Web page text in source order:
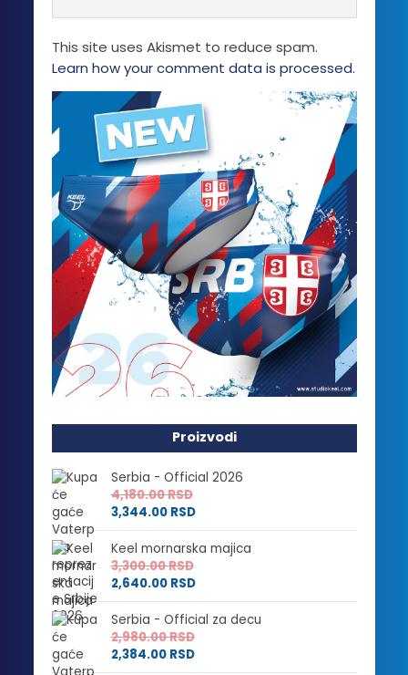
This site uses Akismet to reduce spam.
Learn how your comment data is processed.
Proizvodi
Serbia - Official 2026
4,180.00RSD
3,344.00 RSD
Keel mornarska majica
3,300.00RSD
2,640.00 RSD
Serbia - Official za decu
2,980.00RSD
2,384.00 RSD